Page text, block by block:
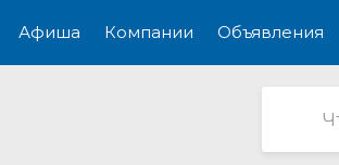
Афиша Компании Объявления